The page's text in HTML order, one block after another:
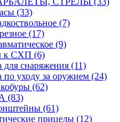
(33)
(7)
(17)
(9)
к СХП (6)
для снаряжения (11)
по уходу за оружием (24)
(62)
(83)
(61)
прицелы (12)